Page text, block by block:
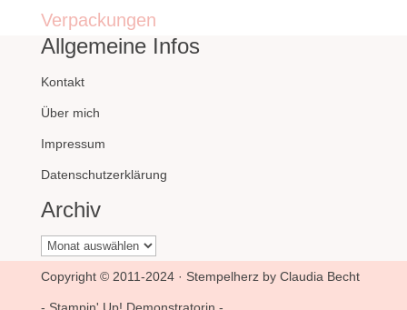
Verpackungen
Allgemeine Infos
Kontakt
Über mich
Impressum
Datenschutzerklärung
Archiv
Archiv
Copyright © 2011-2024 · Stempelherz by Claudia Becht